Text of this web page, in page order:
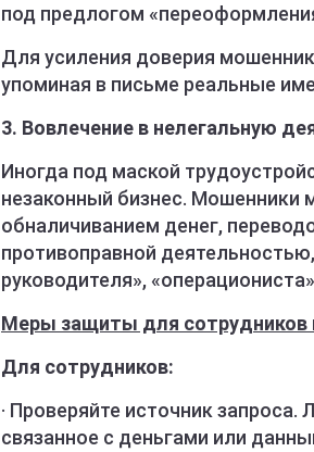
под предлогом
Для усиления доверия
упоминая в письме реальные
3. Вовлечение в нелегальную
Иногда под маской
незаконный бизнес. Мошенники
обналичиванием денег,
противоправной
руководителя»,
Меры защиты для сотрудников
Для сотрудников:
· Проверяйте источник
связанное с деньгами или